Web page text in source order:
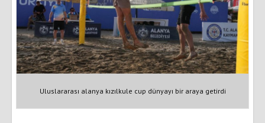
Uluslararası alanya kızılkule cup dünyayı bir araya getirdi